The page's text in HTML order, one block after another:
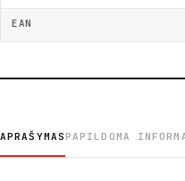
EAN
APRAŠYMAS PAPILDOMA